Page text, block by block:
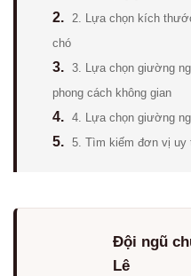
2. 2. Lựa chọn kích
chó
3. 3. Lựa chọn giường
phong cách không gian
4. 4. Lựa chọn giường
5. 5. Tìm kiếm đơn vị uy
Đội ngũ
Lê